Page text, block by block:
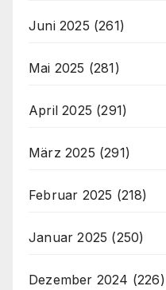
Juni 2025 (261)
Mai 2025 (281)
April 2025 (291)
März 2025 (291)
Februar 2025 (218)
Januar 2025 (250)
Dezember 2024 (226)